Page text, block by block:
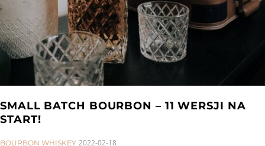
SMALL BATCH BOURBON – 11 WERSJI NA
START!
CATEGORIES:
BOURBON WHISKEY 2022-02-18